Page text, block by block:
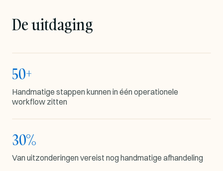
De uitdaging
50+
Handmatige stappen kunnen in één operationele
workflow zitten
30%
Van uitzonderingen vereist nog handmatige afhandeling